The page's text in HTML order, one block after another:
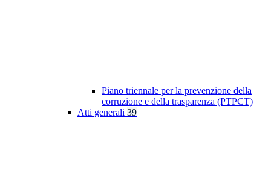
Piano triennale per la prevenzione della
corruzione e della trasparenza (PTPCT)
Atti generali 39